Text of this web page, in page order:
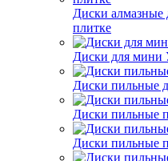
Диски
плитке
Диски для
Диски
Диски
Диски пильные